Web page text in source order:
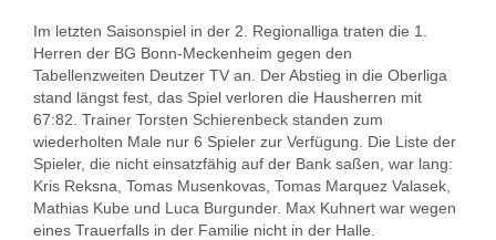
Im letzten Saisonspiel in der 2. Regionalliga traten die 1.
Herren der BG Bonn-Meckenheim gegen den
Tabellenzweiten Deutzer TV an. Der Abstieg in die Oberliga
stand längst fest, das Spiel verloren die Hausherren mit
67:82. Trainer Torsten Schierenbeck standen zum
wiederholten Male nur 6 Spieler zur Verfügung. Die Liste der
Spieler, die nicht einsatzfähig auf der Bank saßen, war lang:
Kris Reksna, Tomas Musenkovas, Tomas Marquez Valasek,
Mathias Kube und Luca Burgunder. Max Kuhnert war wegen
eines Trauerfalls in der Familie nicht in der Halle.